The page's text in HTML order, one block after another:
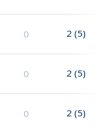
0 2 (5)
0 2 (5)
0 2 (5)